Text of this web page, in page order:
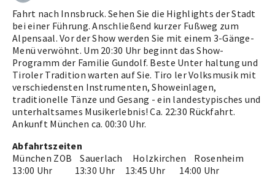
Fahrt nach Innsbruck. Sehen Sie die Highlights der Stadt
bei einer Führung. Anschließend kurzer Fußweg zum
Alpensaal. Vor der Show werden Sie mit einem 3-Gänge-
Menü verwöhnt. Um 20:30 Uhr beginnt das Show-
Programm der Familie Gundolf. Beste Unter haltung und
Tiroler Tradition warten auf Sie. Tiro ler Volksmusik mit
verschiedensten Instrumenten, Showeinlagen,
traditionelle Tänze und Gesang - ein landestypisches und
unterhaltsames Musikerlebnis! Ca. 22:30 Rückfahrt.
Ankunft München ca. 00:30 Uhr.
Abfahrtszeiten
München ZOB Sauerlach Holzkirchen Rosenheim
13:00 Uhr 13:30 Uhr 13:45 Uhr 14:00 Uhr